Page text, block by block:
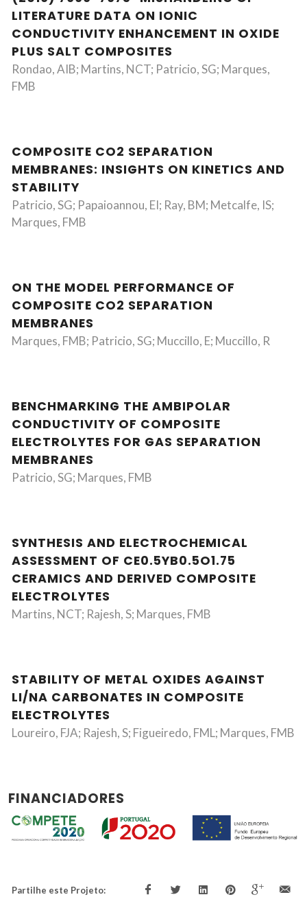
LITERATURE DATA ON IONIC
CONDUCTIVITY ENHANCEMENT IN OXIDE
PLUS SALT COMPOSITES
Rondao, AIB; Martins, NCT; Patricio, SG; Marques,
FMB
COMPOSITE CO2 SEPARATION
MEMBRANES: INSIGHTS ON KINETICS AND
STABILITY
Patricio, SG; Papaioannou, EI; Ray, BM; Metcalfe, IS;
Marques, FMB
ON THE MODEL PERFORMANCE OF
COMPOSITE CO2 SEPARATION
MEMBRANES
Marques, FMB; Patricio, SG; Muccillo, E; Muccillo, R
BENCHMARKING THE AMBIPOLAR
CONDUCTIVITY OF COMPOSITE
ELECTROLYTES FOR GAS SEPARATION
MEMBRANES
Patricio, SG; Marques, FMB
SYNTHESIS AND ELECTROCHEMICAL
ASSESSMENT OF CE0.5YB0.5O1.75
CERAMICS AND DERIVED COMPOSITE
ELECTROLYTES
Martins, NCT; Rajesh, S; Marques, FMB
STABILITY OF METAL OXIDES AGAINST
LI/NA CARBONATES IN COMPOSITE
ELECTROLYTES
Loureiro, FJA; Rajesh, S; Figueiredo, FML; Marques, FMB
FINANCIADORES
Partilhe este Projeto: